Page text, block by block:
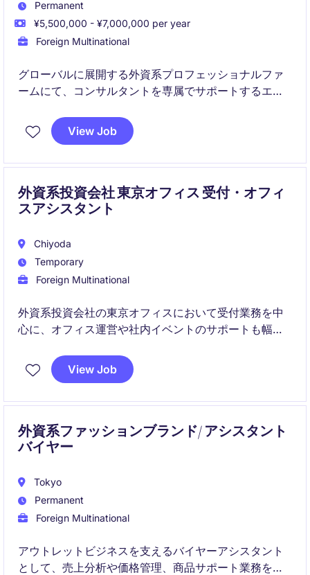
Permanent
¥5,500,000 - ¥7,000,000 per year
Foreign Multinational
グローバルに展開する外資系プロフェッショナルファ
ームにて、コンサルタントを専属でサポートするエグ
スケジュール調整や資料作成、プロジェクト管理など
View Job
外資系投資会社 東京オフィス 受付・オフィ
スアシスタント
Chiyoda
Temporary
Foreign Multinational
外資系投資会社の東京オフィスにおいて受付業務を中
心に、オフィス運営や社内イベントのサポートも幅広
日本語・英語の両方を活用しながら、スピード感のあ
View Job
外資系ファッションブランド/ アシスタント
バイヤー
Tokyo
Permanent
Foreign Multinational
アウトレットビジネスを支えるバイヤーアシスタント
として、売上分析や価格管理、商品サポート業務を担